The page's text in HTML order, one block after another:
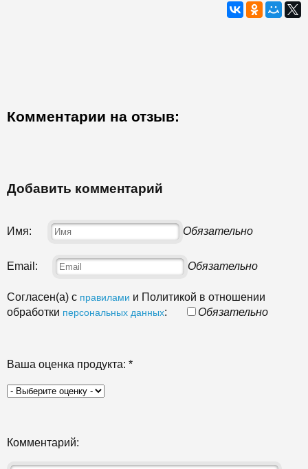
Комментарии на отзыв:
Добавить комментарий
Имя: Обязательно
Email: Обязательно
Согласен(а) с правилами и Политикой в отношении
обработки персональных данных: Обязательно
Ваша оценка продукта: *
Комментарий: